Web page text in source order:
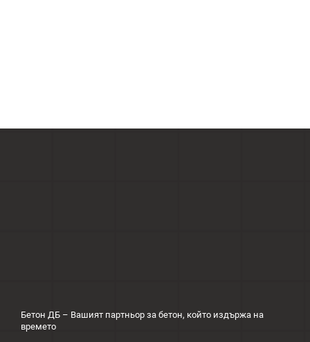
Бетон ДБ – Вашият партньор за бетон, който издържа на
времето